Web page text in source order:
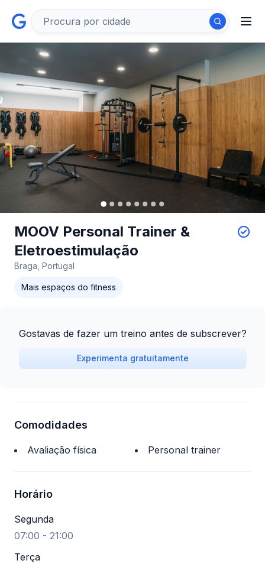
MOOV Personal Trainer &
Eletroestimulação
Braga, Portugal
Mais espaços do fitness
Gostavas de fazer um treino antes de subscrever?
Experimenta gratuitamente
Comodidades
Avaliação física Personal trainer
Horário
Segunda
07:00 - 21:00
Terça